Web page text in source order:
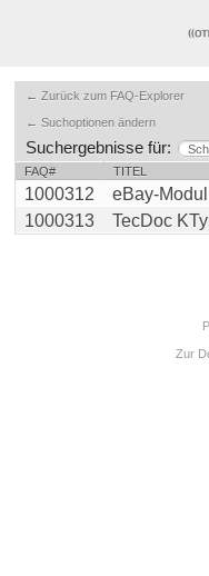
← Zurück zum FAQ-Explorer
← Suchoptionen ändern
Suchergebnisse für:
FAQ#
TITEL
1000312
eBay-
1000313
TecDoc
Zur